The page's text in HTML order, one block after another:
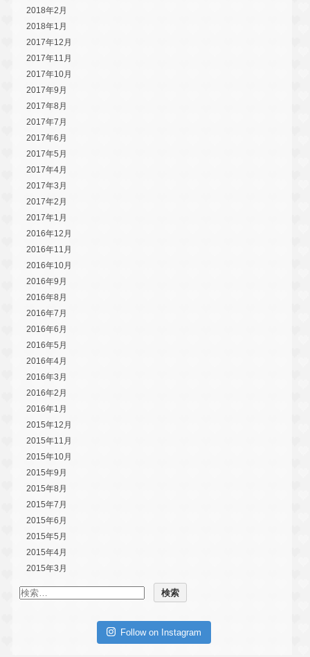
2018年2月
2018年1月
2017年12月
2017年11月
2017年10月
2017年9月
2017年8月
2017年7月
2017年6月
2017年5月
2017年4月
2017年3月
2017年2月
2017年1月
2016年12月
2016年11月
2016年10月
2016年9月
2016年8月
2016年7月
2016年6月
2016年5月
2016年4月
2016年3月
2016年2月
2016年1月
2015年12月
2015年11月
2015年10月
2015年9月
2015年8月
2015年7月
2015年6月
2015年5月
2015年4月
2015年3月
Follow on Instagram